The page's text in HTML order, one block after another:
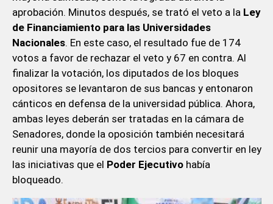
aprobación. Minutos después, se trató el veto a la Ley
de Financiamiento para las Universidades
Nacionales. En este caso, el resultado fue de 174
votos a favor de rechazar el veto y 67 en contra. Al
finalizar la votación, los diputados de los bloques
opositores se levantaron de sus bancas y entonaron
cánticos en defensa de la universidad pública. Ahora,
ambas leyes deberán ser tratadas en la cámara de
Senadores, donde la oposición también necesitará
reunir una mayoría de dos tercios para convertir en ley
las iniciativas que el Poder Ejecutivohabía
bloqueado.